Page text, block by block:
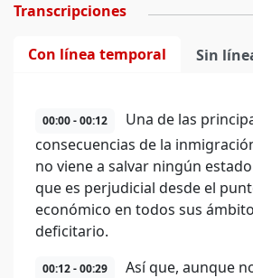
Transcripciones
Con línea temporal Sin
00:00 - 00:12
Una de las
consecuencias de la
no viene a salvar ningún
que es perjudicial desde el
económico en todos sus
deficitario.
00:12 - 00:29
Así que, aunque